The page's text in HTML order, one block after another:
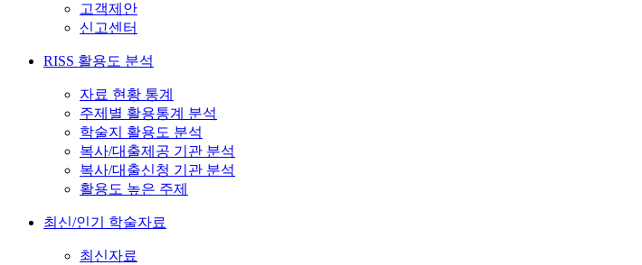
고객제안
신고센터
RISS 활용도 분석
자료 현황 통계
주제별 활용통계 분석
학술지 활용도 분석
복사/대출제공 기관 분석
복사/대출신청 기관 분석
활용도 높은 주제
최신/인기 학술자료
최신자료